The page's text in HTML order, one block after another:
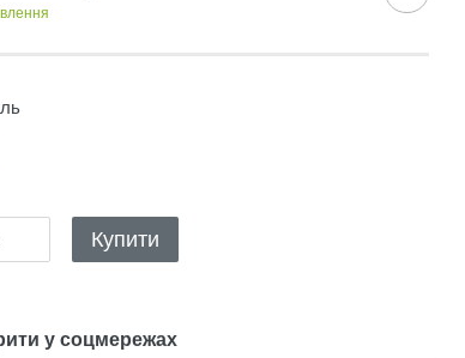
Купити
у соцмережах